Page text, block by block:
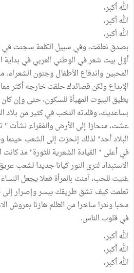
الله أكبر،
الله أكبر،
الله أكبر،
بصدق نطقت، وفي سبيل الكلمة سجنت في
أوّل بيت شعر في الوطني العربي في بداية
المحبين واندفاع الأطفال وجنون
الإبداع ولكن قصائدك حلقت خارجه أكثر
يطيق البيوت المهيأة للسكون، حتى وإن كان
بساعديك، وقلدته النخب في كثير من بلاد
عشت، منحازا إلى الأرض والفقراء نشأت "
البلاد أحد" لذلك إنحزت إلى الشعب
في أعلى " القيادة الشعرية للثورة" مذ
الاستبداد لترى النور كيانا جديدا لشعب
غنيت للحب، آمنت بالمرأة فعلا يجعل
تعلمت كيف تشق طريقك بيسر وإصرار إلى
محبا ونثرا ساخرا من الظلم هازئا بعروش
في قلوب الناس.
الله أكبر،
الله أكبر،
الله أكبر،